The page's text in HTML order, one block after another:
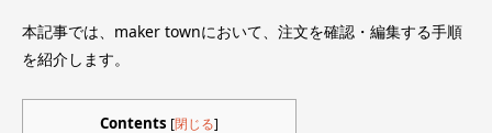
本記事では、maker townにおいて、注文を確認・編集する手順
を紹介します。
Contents [閉じる]